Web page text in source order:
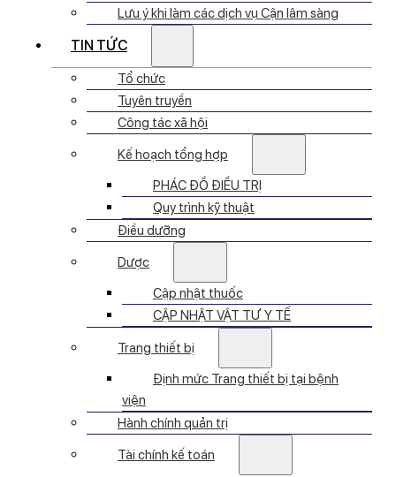
Lưu ý khi làm các dịch vụ Cận lâm sàng
TIN TỨC
Tổ chức
Tuyên truyền
Công tác xã hội
Kế hoạch tổng hợp
PHÁC ĐỒ ĐIỀU TRỊ
Quy trình kỹ thuật
Điều dưỡng
Dược
Cập nhật thuốc
CẬP NHẬT VẬT TƯ Y TẾ
Trang thiết bị
Định mức Trang thiết bị tại bệnh
viện
Hành chính quản trị
Tài chính kế toán